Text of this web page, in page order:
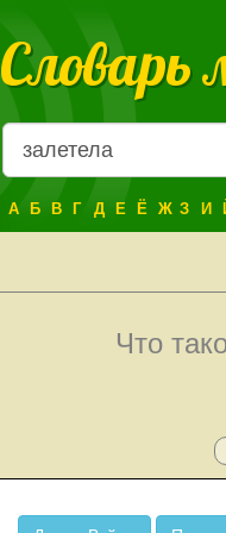
Словарь
А Б В Г Д Е Ё Ж З И
Что